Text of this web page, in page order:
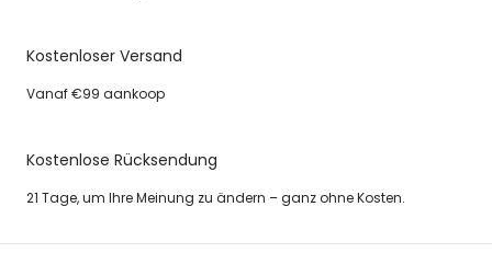
Kostenloser Versand
Vanaf €99 aankoop
Kostenlose Rücksendung
21 Tage, um Ihre Meinung zu ändern – ganz ohne Kosten.